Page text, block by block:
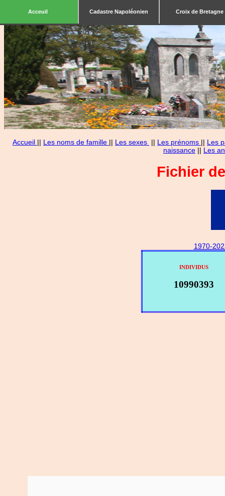
Acceuil Cadastre Napoléonien Croix de Bretagne
Accueil || Les noms de famille || Les sexes || Les prénoms || Les
naissance || Les
Fichier
1970-
INDIVIDUS
10990393